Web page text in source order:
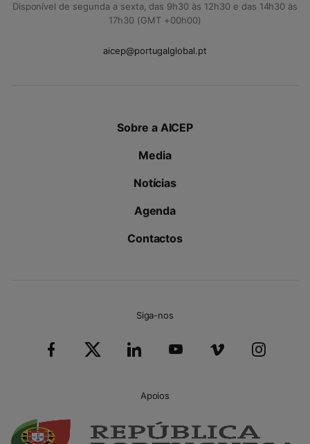
Disponível de segunda a sexta, das 9h30 às 12h30 e das 14h30 às
17h30 (GMT +00h00)
aicep@portugalglobal.pt
Sobre a AICEP
Media
Notícias
Agenda
Contactos
Siga-nos
Apoios